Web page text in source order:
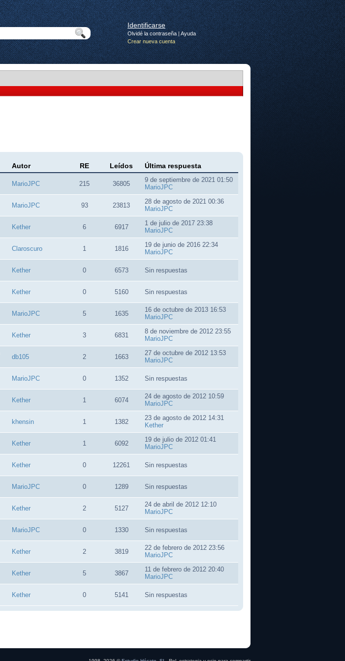
Identificarse
Olvidé la contraseña|Ayuda
Crear nueva cuenta
Autor RE Leídos Última respuesta
MarioJPC 215 36805
9 de septiembre de 2021 01:50
MarioJPC
MarioJPC 93 23813
28 de agosto de 2021 00:36
MarioJPC
Kether 6 6917
1 de julio de 2017 23:38
MarioJPC
Claroscuro 1 1816
19 de junio de 2016 22:34
MarioJPC
Kether 0 6573 Sin respuestas
Kether 0 5160 Sin respuestas
MarioJPC 5 1635
16 de octubre de 2013 16:53
MarioJPC
Kether 3 6831
8 de noviembre de 2012 23:55
MarioJPC
db105 2 1663
27 de octubre de 2012 13:53
MarioJPC
MarioJPC 0 1352 Sin respuestas
Kether 1 6074
24 de agosto de 2012 10:59
MarioJPC
khensin 1 1382
23 de agosto de 2012 14:31
Kether
Kether 1 6092
19 de julio de 2012 01:41
MarioJPC
Kether 0 12261 Sin respuestas
MarioJPC 0 1289 Sin respuestas
Kether 2 5127
24 de abril de 2012 12:10
MarioJPC
MarioJPC 0 1330 Sin respuestas
Kether 2 3819
22 de febrero de 2012 23:56
MarioJPC
Kether 5 3867
11 de febrero de 2012 20:40
MarioJPC
Kether 0 5141 Sin respuestas